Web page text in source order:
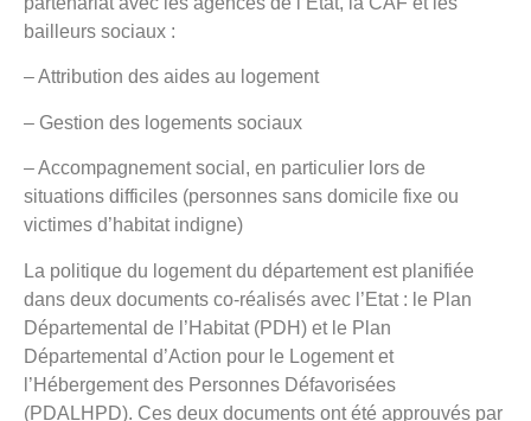
bailleurs sociaux :
– Attribution des aides au logement
– Gestion des logements sociaux
– Accompagnement social, en particulier lors de
situations difficiles (personnes sans domicile fixe ou
victimes d’habitat indigne)
La politique du logement du département est planifiée
dans deux documents co-réalisés avec l’Etat : le Plan
Départemental de l’Habitat (PDH) et le Plan
Départemental d’Action pour le Logement et
l’Hébergement des Personnes Défavorisées
(PDALHPD). Ces deux documents ont été approuvés par